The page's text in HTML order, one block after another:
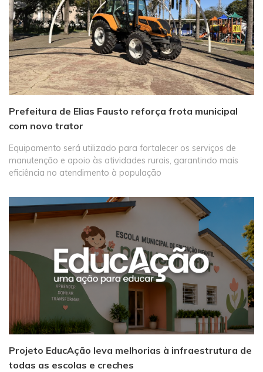
Prefeitura de Elias Fausto reforça frota municipal
com novo trator
Equipamento será utilizado para fortalecer os serviços de
manutenção e apoio às atividades rurais, garantindo mais
eficiência no atendimento à população
Projeto EducAção leva melhorias à infraestrutura de
todas as escolas e creches